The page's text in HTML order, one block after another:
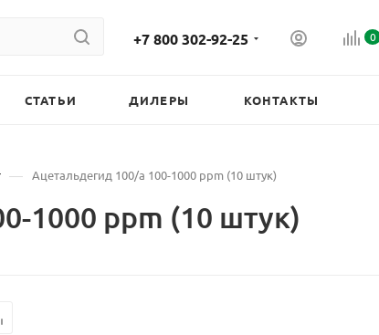
+7 800 302-92-25 0
СТАТЬИ ДИЛЕРЫ КОНТАКТЫ
— Ацетальдегид 100/а 100-1000 ppm (10 штук)
1000 ppm (10 штук)